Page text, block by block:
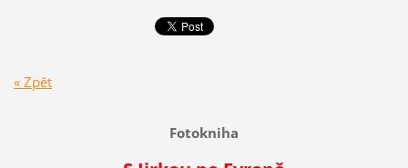
« Zpět
Fotokniha